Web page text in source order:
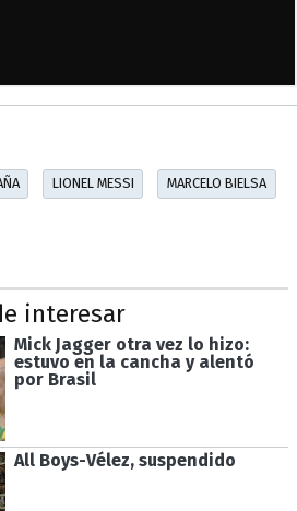
LIONEL MESSI MARCELO BIELSA
interesar
Mick Jagger otra vez lo hizo:
estuvo en la cancha y alentó
por Brasil
All Boys-Vélez, suspendido